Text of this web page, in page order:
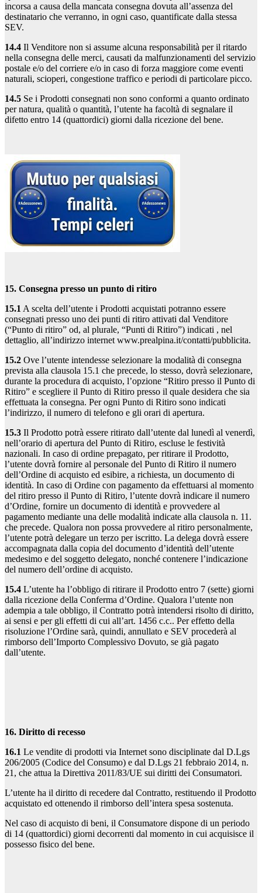
incorsa a causa della mancata consegna dovuta all’assenza del
destinatario che verranno, in ogni caso, quantificate dalla stessa
SEV.
14.4 Il Venditore non si assume alcuna responsabilità per il ritardo
nella consegna delle merci, causati da malfunzionamenti del servizio
postale e/o del corriere e/o in caso di forza maggiore come eventi
naturali, scioperi, congestione traffico e periodi di particolare picco.
14.5 Se i Prodotti consegnati non sono conformi a quanto ordinato
per natura, qualità o quantità, l’utente ha facoltà di segnalare il
difetto entro 14 (quattordici) giorni dalla ricezione del bene.
15. Consegna presso un punto di ritiro
15.1A scelta dell’utente i Prodotti acquistati potranno essere
consegnati presso uno dei punti di ritiro attivati dal Venditore
(“Punto di ritiro” od, al plurale, “Punti di Ritiro”) indicati , nel
dettaglio, all’indirizzo internet www.prealpina.it/contatti/pubblicita.
15.2 Ove l’utente intendesse selezionare la modalità di consegna
prevista alla clausola 15.1 che precede, lo stesso, dovrà selezionare,
durante la procedura di acquisto, l’opzione “Ritiro presso il Punto di
Ritiro” e scegliere il Punto di Ritiro presso il quale desidera che sia
effettuata la consegna. Per ogni Punto di Ritiro sono indicati
l’indirizzo, il numero di telefono e gli orari di apertura.
15.3 Il Prodotto potrà essere ritirato dall’utente dal lunedì al venerdì,
nell’orario di apertura del Punto di Ritiro, escluse le festività
nazionali. In caso di ordine prepagato, per ritirare il Prodotto,
l’utente dovrà fornire al personale del Punto di Ritiro il numero
dell’Ordine di acquisto ed esibire, a richiesta, un documento di
identità. In caso di Ordine con pagamento da effettuarsi al momento
del ritiro presso il Punto di Ritiro, l’utente dovrà indicare il numero
d’Ordine, fornire un documento di identità e provvedere al
pagamento mediante una delle modalità indicate alla clausola n. 11.
che precede. Qualora non possa provvedere al ritiro personalmente,
l’utente potrà delegare un terzo per iscritto. La delega dovrà essere
accompagnata dalla copia del documento d’identità dell’utente
medesimo e del soggetto delegato, nonché contenere l’indicazione
del numero dell’ordine di acquisto.
15.4 L’utente ha l’obbligo di ritirare il Prodotto entro 7 (sette) giorni
dalla ricezione della Conferma d’Ordine. Qualora l’utente non
adempia a tale obbligo, il Contratto potrà intendersi risolto di diritto,
ai sensi e per gli effetti di cui all’art. 1456 c.c.. Per effetto della
risoluzione l’Ordine sarà, quindi, annullato e SEV procederà al
rimborso dell’Importo Complessivo Dovuto, se già pagato
dall’utente.
16. Diritto di recesso
16.1 Le vendite di prodotti via Internet sono disciplinate dal D.Lgs
206/2005 (Codice del Consumo) e dal D.Lgs 21 febbraio 2014, n.
21, che attua la Direttiva 2011/83/UE sui diritti dei Consumatori.
L’utente ha il diritto di recedere dal Contratto, restituendo il Prodotto
acquistato ed ottenendo il rimborso dell’intera spesa sostenuta.
Nel caso di acquisto di beni, il Consumatore dispone di un periodo
di 14 (quattordici) giorni decorrenti dal momento in cui acquisisce il
possesso fisico del bene.